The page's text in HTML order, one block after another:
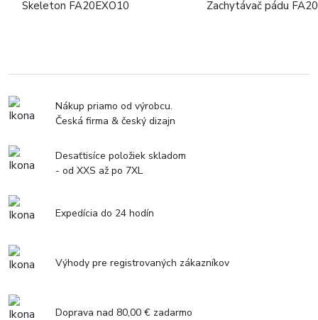
Skeleton FA20EXO10 Zachytávač pádu
Nákup priamo od výrobcu.
Česká firma & český dizajn
Desaťtisíce položiek skladom
- od XXS až po 7XL
Expedícia do 24 hodín
Výhody pre registrovaných zákazníkov
Doprava nad 80,00 € zadarmo